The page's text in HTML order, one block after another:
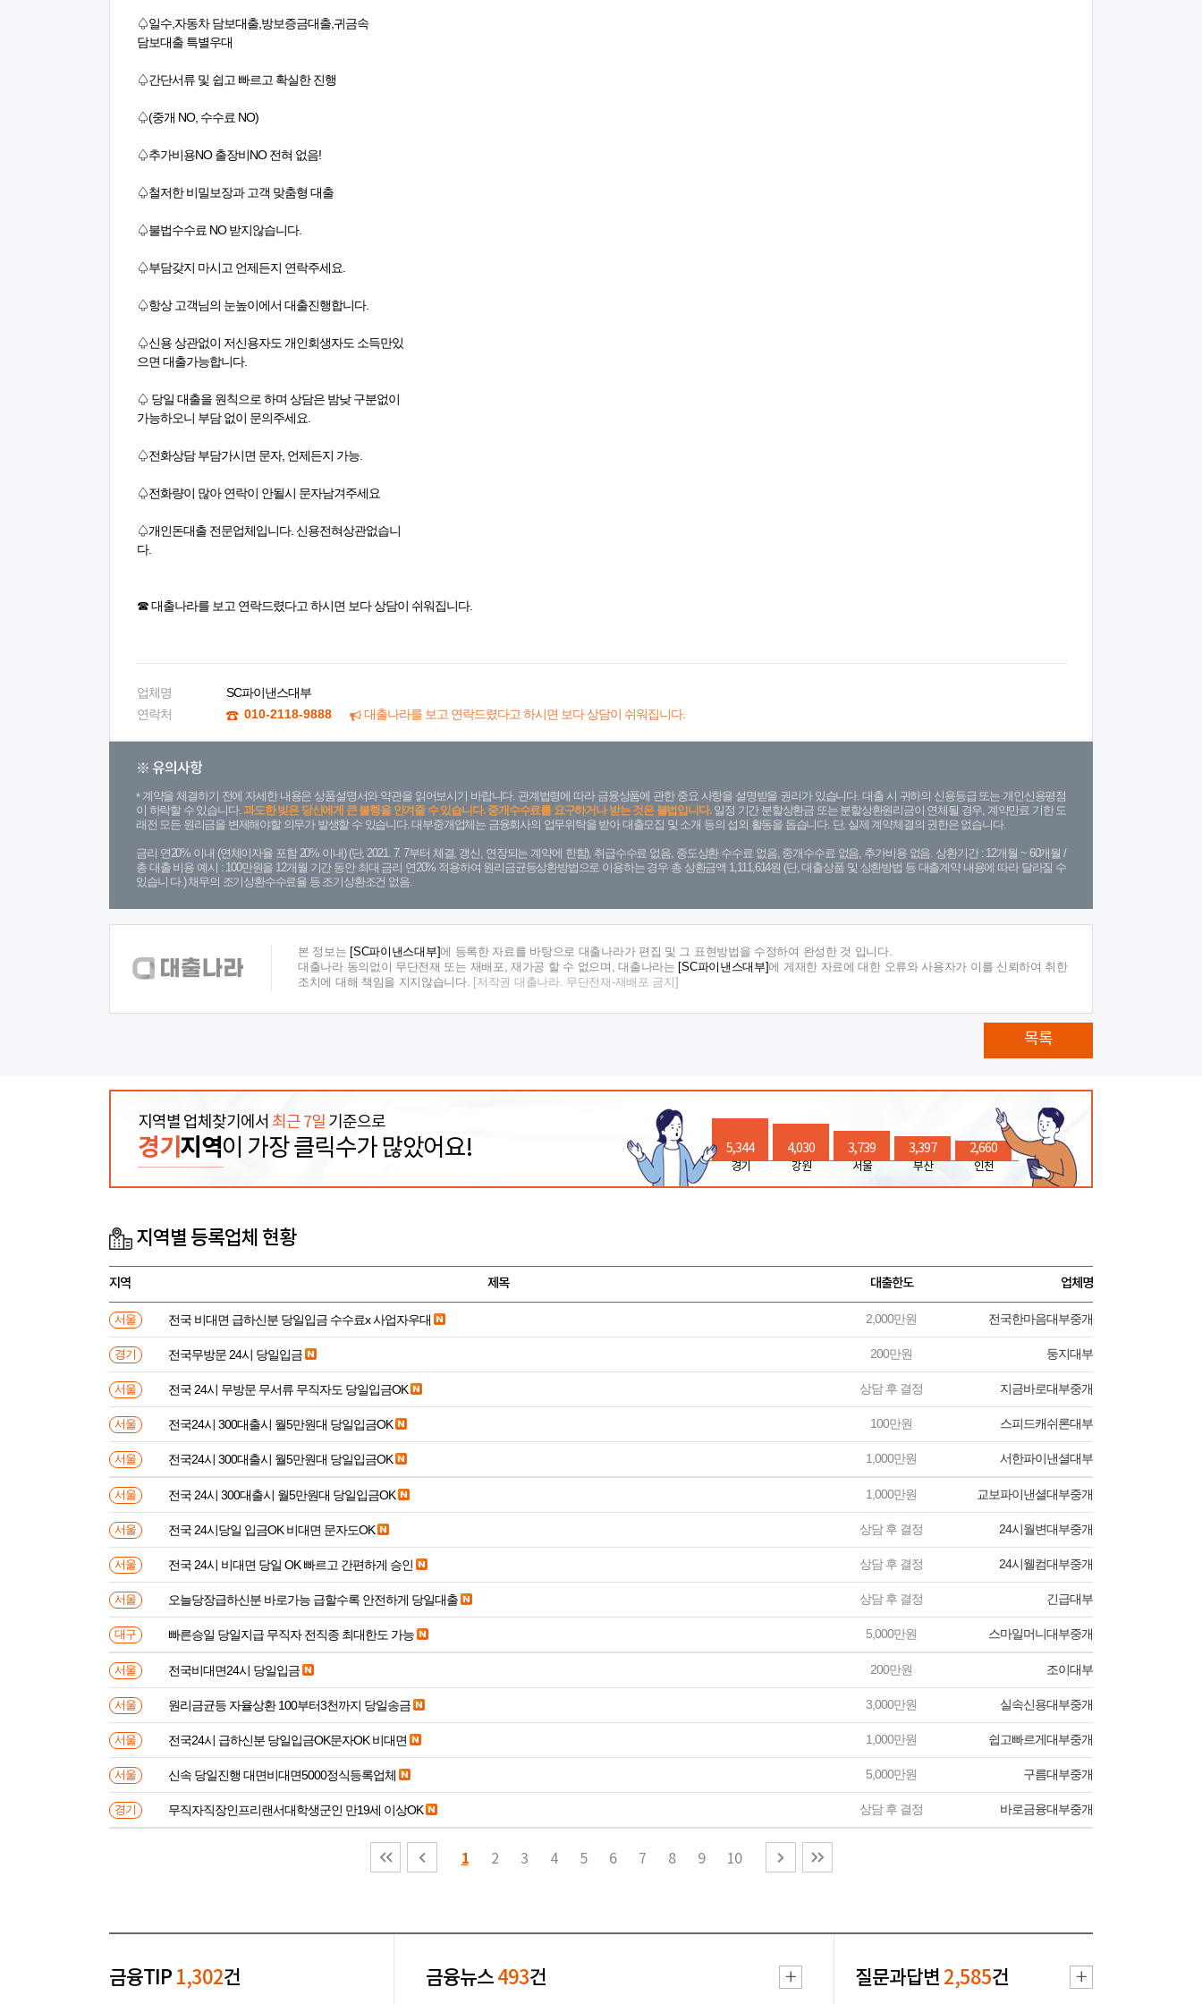
♤일수,자동차 담보대출,방보증금대출,귀금속
담보대출 특별우대
♤간단서류 및 쉽고 빠르고 확실한 진행
♤(중개 NO, 수수료 NO)
♤추가비용NO 출장비NO 전혀 없음!
♤철저한 비밀보장과 고객 맞춤형 대출
♤불법수수료 NO 받지않습니다.
♤부담갖지 마시고 언제든지 연락주세요.
♤항상 고객님의 눈높이에서 대출진행합니다.
♤신용 상관없이 저신용자도 개인회생자도 소득만있
으면 대출가능합니다.
♤ 당일 대출을 원칙으로 하며 상담은 밤낮 구분없이
가능하오니 부담 없이 문의주세요.
♤전화상담 부담가시면 문자, 언제든지 가능.​
♤전화량이 많아 연락이 안될시 문자남겨주세요
♤개인돈대출 전문업체입니다. 신용전혀상관없습니
다.
☎ 대출나라를 보고 연락드렸다고 하시면 보다 상담이 쉬워집니다.
업체명
SC파이낸스대부
연락처
010-2118-9888 대출나라를 보고 연락드렸다고 하시면 보다 상담이 쉬워집니다.
※ 유의사항
계약을 체결하기 전에 자세한 내용은 상품설명서와 약관을 읽어보시기 바랍니다. 관계법령에 따라 금융상품에 관한 중요 사항을 설명받을 권리가 있습니다. 대출 시 귀하의 신용등급 또는 개인신용평점
이 하락할 수 있습니다.과도한 빚은 당신에게 큰 불행을 안겨줄 수 있습니다. 중개수수료를 요구하거나 받는 것은 불법입니다.일정 기간 분할상환금 또는 분할상환원리금이 연체될 경우, 계약만료 기한 도
래전 모든 원리금을 변제해야할 의무가 발생할 수 있습니다. 대부중개업체는 금융회사의 업무위탁을 받아 대출모집 및 소개 등의 섭외 활동을 돕습니다. 단, 실제 계약체결의 권한은 없습니다.
금리 연20% 이내 (연체이자율 포함 20% 이내) (단, 2021. 7. 7부터 체결, 갱신, 연장되는 계약에 한함), 취급수수료 없음, 중도상환 수수료 없음, 중개수수료 없음, 추가비용 없음. 상환기간 : 12개월 ~ 60개월 /
총 대출 비용 예시 : 100만원을 12개월 기간 동안 최대 금리 연20% 적용하여 원리금균등상환방법으로 이용하는 경우 총 상환금액 1,111,614원 (단, 대출상품 및 상환방법 등 대출계약 내용에 따라 달라질 수
있습니 다.) 채무의 조기상환수수료율 등 조기상환조건 없음.
본 정보는 [SC파이낸스대부]에 등록한 자료를 바탕으로 대출나라가 편집 및 그 표현방법을 수정하여 완성한 것 입니다.
대출나라 동의없이 무단전재 또는 재배포, 재가공 할 수 없으며, 대출나라는 [SC파이낸스대부]에 게재한 자료에 대한 오류와 사용자가 이를 신뢰하여 취한
조치에 대해 책임을 지지않습니다.
[저작권 대출나라. 무단전재-재배포 금지]
목록
지역별 업체찾기에서 최근 7일 기준으로
경기 지역이 가장 클릭수가 많았어요! 5,344
경기
4,030
강원
3,739
서울
3,397
부산
2,660
인천
지역별 등록업체 현황
지역 제목 대출한도 업체명
서울 전국 비대면 급하신분 당일입금 수수료x 사업자우대 2,000만원 전국한마음대부중개
경기 전국무방문 24시 당일입금 200만원 둥지대부
서울 전국 24시 무방문 무서류 무직자도 당일입금OK 상담 후 결정 지금바로대부중개
서울 전국24시 300대출시 월5만원대 당일입금OK 100만원 스피드캐쉬론대부
서울 전국24시 300대출시 월5만원대 당일입금OK 1,000만원 서한파이낸셜대부
서울 전국 24시 300대출시 월5만원대 당일입금OK 1,000만원 교보파이낸셜대부중개
서울 전국 24시당일 입금OK 비대면 문자도OK 상담 후 결정 24시월변대부중개
서울 전국 24시 비대면 당일 OK 빠르고 간편하게 승인 상담 후 결정 24시웰컴대부중개
서울 오늘당장급하신분 바로가능 급할수록 안전하게 당일대출 상담 후 결정 긴급대부
대구 빠른승일 당일지급 무직자 전직종 최대한도 가능 5,000만원 스마일머니대부중개
서울 전국비대면24시 당일입금 200만원 조이대부
서울 원리금균등 자율상환 100부터3천까지 당일송금 3,000만원 실속신용대부중개
서울 전국24시 급하신분 당일입금OK문자OK 비대면 1,000만원 쉽고빠르게대부중개
서울 신속 당일진행 대면비대면5000정식등록업체 5,000만원 구름대부중개
경기 무직자직장인프리랜서대학생군인 만19세 이상OK 상담 후 결정 바로금융대부중개
1 2 3 4 5 6 7 8 9 10
금융TIP 1,302건 금융뉴스493건 질문과답변 2,585건